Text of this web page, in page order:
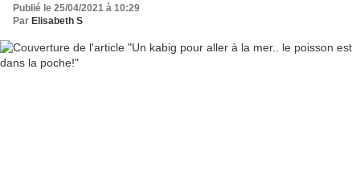
Publié le 25/04/2021 à 10:29
Par Elisabeth S